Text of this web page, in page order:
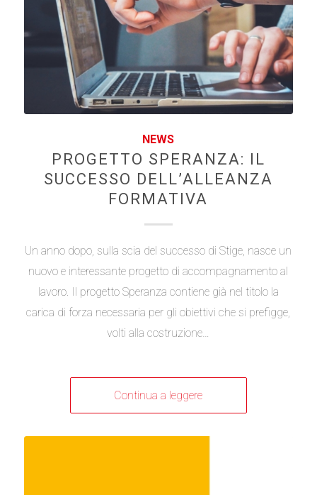
NEWS
PROGETTO SPERANZA: IL
SUCCESSO DELL’ALLEANZA
FORMATIVA
Un anno dopo, sulla scia del successo di Stige, nasce un
nuovo e interessante progetto di accompagnamento al
lavoro. Il progetto Speranza contiene già nel titolo la
carica di forza necessaria per gli obiettivi che si prefigge,
volti alla costruzione…
Continua a leggere